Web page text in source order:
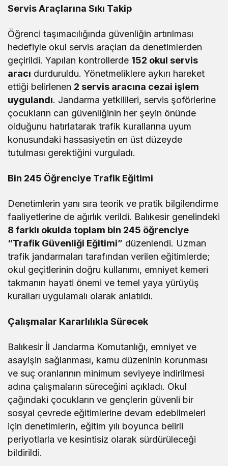
Servis Araçlarına Sıkı Takip
Öğrenci taşımacılığında güvenliğin artırılması
hedefiyle okul servis araçları da denetimlerden
geçirildi. Yapılan kontrollerde 152 okul servis
aracı durduruldu. Yönetmeliklere aykırı hareket
ettiği belirlenen 2 servis aracına cezai işlem
uygulandı. Jandarma yetkilileri, servis şoförlerine
çocukların can güvenliğinin her şeyin önünde
olduğunu hatırlatarak trafik kurallarına uyum
konusundaki hassasiyetin en üst düzeyde
tutulması gerektiğini vurguladı.
Bin 245 Öğrenciye Trafik Eğitimi
Denetimlerin yanı sıra teorik ve pratik bilgilendirme
faaliyetlerine de ağırlık verildi. Balıkesir genelindeki
8 farklı okulda toplam bin 245 öğrenciye
“Trafik Güvenliği Eğitimi” düzenlendi. Uzman
trafik jandarmaları tarafından verilen eğitimlerde;
okul geçitlerinin doğru kullanımı, emniyet kemeri
takmanın hayati önemi ve temel yaya yürüyüş
kuralları uygulamalı olarak anlatıldı.
Çalışmalar Kararlılıkla Sürecek
Balıkesir İl Jandarma Komutanlığı, emniyet ve
asayişin sağlanması, kamu düzeninin korunması
ve suç oranlarının minimum seviyeye indirilmesi
adına çalışmaların süreceğini açıkladı. Okul
çağındaki çocukların ve gençlerin güvenli bir
sosyal çevrede eğitimlerine devam edebilmeleri
için denetimlerin, eğitim yılı boyunca belirli
periyotlarla ve kesintisiz olarak sürdürüleceği
bildirildi.